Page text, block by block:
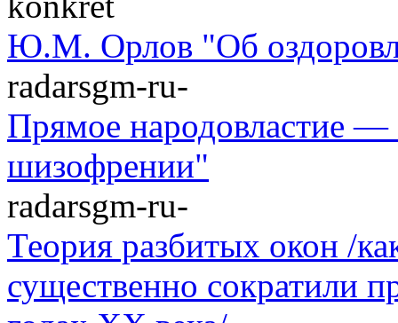
Ю.М. Орлов "Об
radarsgm-ru-
Прямое народовластие —
шизофрении"
radarsgm-ru-
Теория разбитых окон /
существенно сократили